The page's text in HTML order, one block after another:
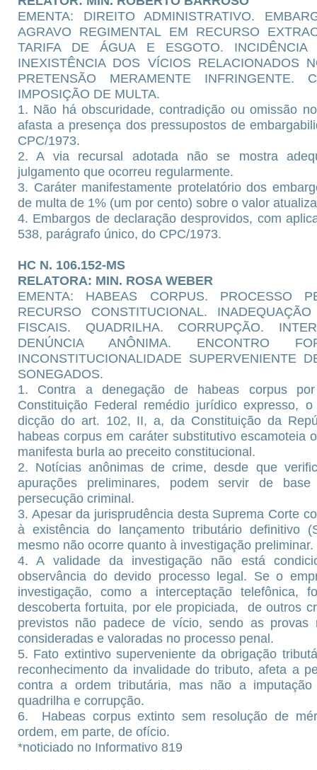
EMENTA: DIREITO ADMINISTRATIVO.
AGRAVO REGIMENTAL EM RECURSO
TARIFA DE ÁGUA E ESGOTO. INCIDÊNCIA
INEXISTÊNCIA DOS VÍCIOS RELACIONADOS
PRETENSÃO MERAMENTE INFRINGENTE.
IMPOSIÇÃO DE MULTA.
1. Não há obscuridade, contradição ou omissão
afasta a presença dos pressupostos de
CPC/1973.
2. A via recursal adotada não se mostra
julgamento que ocorreu regularmente.
3. Caráter manifestamente protelatório dos
de multa de 1% (um por cento) sobre o valor
4. Embargos de declaração desprovidos, com
538, parágrafo único, do CPC/1973.
HC N. 106.152-MS
RELATORA: MIN. ROSA WEBER
EMENTA: HABEAS CORPUS. PROCESSO
RECURSO CONSTITUCIONAL.
FISCAIS. QUADRILHA. CORRUPÇÃO.
DENÚNCIA ANÔNIMA. ENCONTRO
INCONSTITUCIONALIDADE SUPERVENIENTE
SONEGADOS.
1. Contra a denegação de habeas corpus
Constituição Federal remédio jurídico expresso,
dicção do art. 102, II, a, da Constituição da
habeas corpus em caráter substitutivo escamoteia
manifesta burla ao preceito constitucional.
2. Notícias anônimas de crime, desde que
apurações preliminares, podem servir de
persecução criminal.
3. Apesar da jurisprudência desta Suprema Corte
à existência do lançamento tributário definitivo
mesmo não ocorre quanto à investigação preliminar.
4. A validade da investigação não está
observância do devido processo legal. Se o
investigação, como a interceptação telefônica,
descoberta fortuita, por ele propiciada, de outros
previstos não padece de vício, sendo as provas
consideradas e valoradas no processo penal.
5. Fato extintivo superveniente da obrigação
reconhecimento da invalidade do tributo, afeta a
contra a ordem tributária, mas não a
quadrilha e corrupção.
6. Habeas corpus extinto sem resolução de
ordem, em parte, de ofício.
*noticiado no Informativo 819